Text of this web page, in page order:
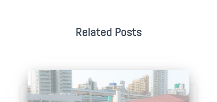
Related Posts